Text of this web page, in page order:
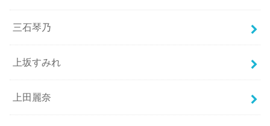
三石琴乃
上坂すみれ
上田麗奈